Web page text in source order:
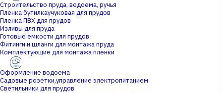
Строительство пруда, водоема, ручья
Пленка бутилкаучуковая для прудов
Пленка ПВХ для прудов
Изливы для пруда
Готовые емкости для прудов
Фитинги и шланги для монтажа пруда
Комплектующие для монтажа пленки
Оформление водоема
Садовые розетки,управление электропитанием
Светильники для прудов